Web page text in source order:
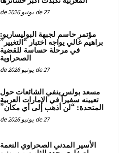
27 de يونيو de 2026
مؤتمر حاسم لجبهة البوليساريو:
براهيم غالي يواجه اختبار “التغيير”
في مرحلة حساسة للقضية
الصحراوية
27 de يونيو de 2026
مسعد بولس ينفي الشائعات حول
تعيينه سفيراً في الإمارات العربية
المتحدة: “لن أذهب إلى أي مكان”
27 de يونيو de 2026
الأسير المدني الصحراوي النعمة